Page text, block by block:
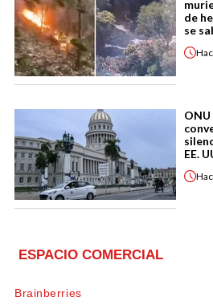
de
se
EE.